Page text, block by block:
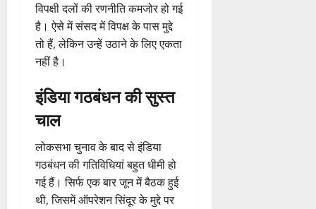
विपक्षी दलों की रणनीति कमजोर हो गई
है। ऐसे में संसद में विपक्ष के पास मुद्दे
तो हैं, लेकिन उन्हें उठाने के लिए एकता
नहीं है।
इंडिया गठबंधन की सुस्त
चाल
लोकसभा चुनाव के बाद से इंडिया
गठबंधन की गतिविधियां बहुत धीमी हो
गई हैं। सिर्फ एक बार जून में बैठक हुई
थी, जिसमें ऑपरेशन सिंदूर के मुद्दे पर